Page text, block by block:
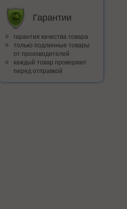
Гарантии
гарантия качества товара
только подлинные товары
от производителей
каждый товар проверяют
перед отправкой